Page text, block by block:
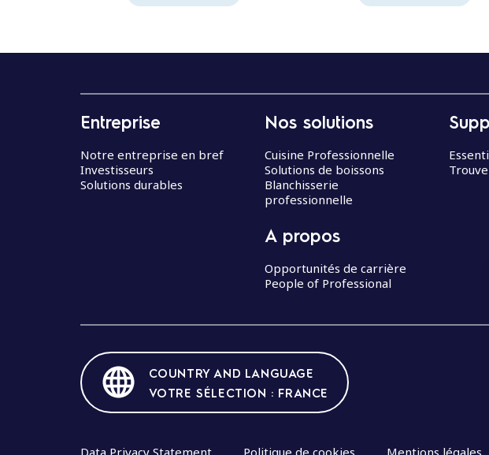
Entreprise
Notre entreprise en bref
Investisseurs
Solutions durables
Nos solutions
Cuisine Professionnelle
Solutions de boissons
Blanchisserie
professionnelle
A propos
Opportunités de carrière
People of Professional
COUNTRY AND LANGUAGE
VOTRE SÉLECTION : FRANCE
Data Privacy Statement Politique de cookies Mentions légales